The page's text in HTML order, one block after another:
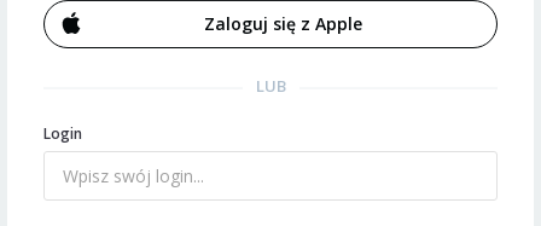
Zaloguj się z Apple
LUB
Login